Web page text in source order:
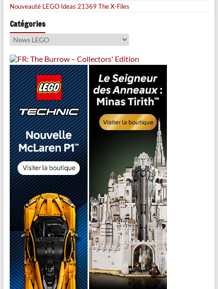
Nouveauté LEGO Ideas 21369 The X-Files
Catégories
Catégories